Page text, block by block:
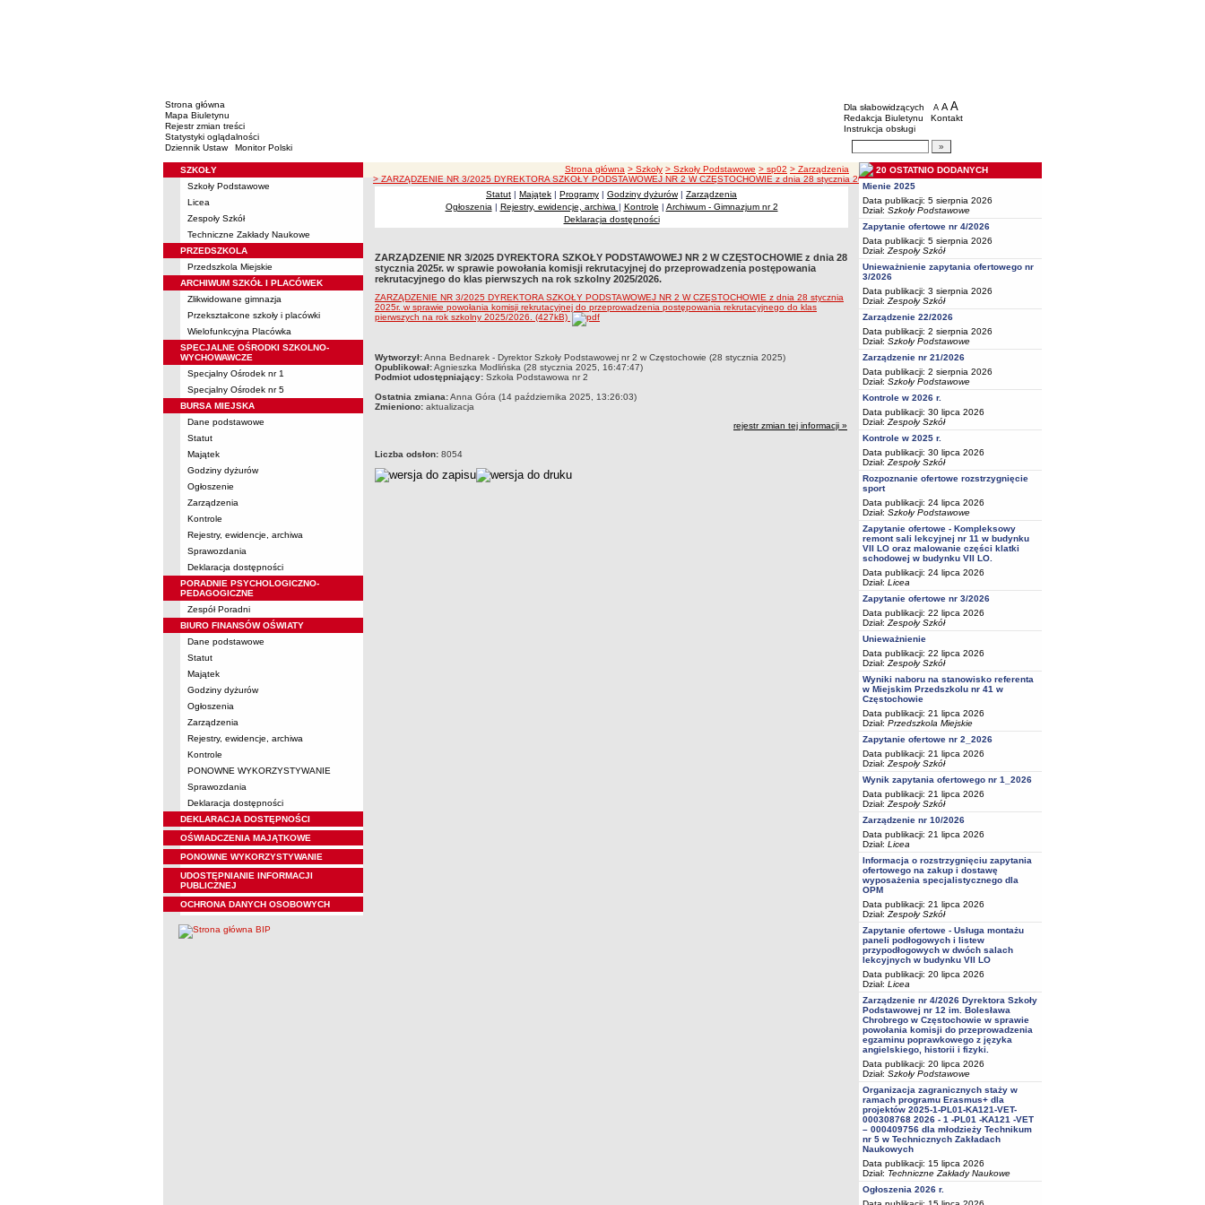
Strona główna
Mapa Biuletynu
Rejestr zmian treści
Statystyki oglądalności
Dziennik Ustaw
Monitor Polski
BIP - Oświata Częstochowa
Menu dodatkowe
Dla słabowidzących A pomniejsz czcionkę
A standardowy rozmiar czcionki
A
Redakcja Biuletynu
Kontakt
Instrukcja obsługi
Wyszukiwarka artykułów
Menu
SZKOŁY
Szkoły Podstawowe
Licea
Zespoły Szkół
Techniczne Zakłady Naukowe
PRZEDSZKOLA
Przedszkola Miejskie
ARCHIWUM SZKÓŁ I PLACÓWEK
Zlikwidowane gimnazja
Przekształcone szkoły i placówki
Wielofunkcyjna Placówka
SPECJALNE OŚRODKI SZKOLNO-
WYCHOWAWCZE
Specjalny Ośrodek nr 1
Specjalny Ośrodek nr 5
BURSA MIEJSKA
Dane podstawowe
Statut
Majątek
Godziny dyżurów
Ogłoszenie
Zarządzenia
Kontrole
Rejestry, ewidencje, archiwa
Sprawozdania
Deklaracja dostępności
PORADNIE PSYCHOLOGICZNO-
PEDAGOGICZNE
Zespół Poradni
BIURO FINANSÓW OŚWIATY
Dane podstawowe
Statut
Majątek
Godziny dyżurów
Ogłoszenia
Zarządzenia
Rejestry, ewidencje, archiwa
Kontrole
PONOWNE WYKORZYSTYWANIE
Sprawozdania
Deklaracja dostępności
DEKLARACJA DOSTĘPNOŚCI
OŚWIADCZENIA MAJĄTKOWE
PONOWNE WYKORZYSTYWANIE
UDOSTĘPNIANIE INFORMACJI
PUBLICZNEJ
OCHRONA DANYCH OSOBOWYCH
ścieżka nawigacji
Strona główna > Szkoły > Szkoły Podstawowe > sp02 > Zarządzenia
> ZARZĄDZENIE NR 3/2025 DYREKTORA SZKOŁY PODSTAWOWEJ NR 2 W CZĘSTOCHOWIE z dnia 28 stycznia 2025r. w sprawie powołania komisji rekrutacyjnej do przeprowadzenia
Statut | Majątek | Programy | Godziny dyżurów| Zarządzenia
Ogłoszenia | Rejestry, ewidencje, archiwa | Kontrole | Archiwum - Gimnazjum nr 2
Deklaracja dostępności
ZARZĄDZENIE NR 3/2025 DYREKTORA SZKOŁY PODSTAWOWEJ NR 2 W CZĘSTOCHOWIE z dnia 28
stycznia 2025r. w sprawie powołania komisji rekrutacyjnej do przeprowadzenia postępowania
rekrutacyjnego do klas pierwszych na rok szkolny 2025/2026.
ZARZĄDZENIE NR 3/2025 DYREKTORA SZKOŁY PODSTAWOWEJ NR 2 W CZĘSTOCHOWIE z dnia 28 stycznia
2025r. w sprawie powołania komisji rekrutacyjnej do przeprowadzenia postępowania rekrutacyjnego do klas
pierwszych na rok szkolny 2025/2026. (427kB)
metryczka
Wytworzył:Anna Bednarek - Dyrektor Szkoły Podstawowej nr 2 w Częstochowie (28 stycznia 2025)
Opublikował:Agnieszka Modlińska (28 stycznia 2025, 16:47:47)
Podmiot udostępniający: Szkoła Podstawowa nr 2
Ostatnia zmiana:Anna Góra (14 października 2025, 13:26:03)
Zmieniono: aktualizacja
rejestr zmian tej informacji »
Liczba odsłon: 8054
20 OSTATNIO DODANYCH
Mienie 2025
Data publikacji: 5 sierpnia 2026
Dział: Szkoły Podstawowe
Zapytanie ofertowe nr 4/2026
Data publikacji: 5 sierpnia 2026
Dział: Zespoły Szkół
Unieważnienie zapytania ofertowego nr
3/2026
Data publikacji: 3 sierpnia 2026
Dział: Zespoły Szkół
Zarządzenie 22/2026
Data publikacji: 2 sierpnia 2026
Dział: Szkoły Podstawowe
Zarządzenie nr 21/2026
Data publikacji: 2 sierpnia 2026
Dział: Szkoły Podstawowe
Kontrole w 2026 r.
Data publikacji: 30 lipca 2026
Dział: Zespoły Szkół
Kontrole w 2025 r.
Data publikacji: 30 lipca 2026
Dział: Zespoły Szkół
Rozpoznanie ofertowe rozstrzygnięcie
sport
Data publikacji: 24 lipca 2026
Dział: Szkoły Podstawowe
Zapytanie ofertowe - Kompleksowy
remont sali lekcyjnej nr 11 w budynku
VII LO oraz malowanie części klatki
schodowej w budynku VII LO.
Data publikacji: 24 lipca 2026
Dział: Licea
Zapytanie ofertowe nr 3/2026
Data publikacji: 22 lipca 2026
Dział: Zespoły Szkół
Unieważnienie
Data publikacji: 22 lipca 2026
Dział: Zespoły Szkół
Wyniki naboru na stanowisko referenta
w Miejskim Przedszkolu nr 41 w
Częstochowie
Data publikacji: 21 lipca 2026
Dział: Przedszkola Miejskie
Zapytanie ofertowe nr 2_2026
Data publikacji: 21 lipca 2026
Dział: Zespoły Szkół
Wynik zapytania ofertowego nr 1_2026
Data publikacji: 21 lipca 2026
Dział: Zespoły Szkół
Zarządzenie nr 10/2026
Data publikacji: 21 lipca 2026
Dział: Licea
Informacja o rozstrzygnięciu zapytania
ofertowego na zakup i dostawę
wyposażenia specjalistycznego dla
OPM
Data publikacji: 21 lipca 2026
Dział: Zespoły Szkół
Zapytanie ofertowe - Usługa montażu
paneli podłogowych i listew
przypodłogowych w dwóch salach
lekcyjnych w budynku VII LO
Data publikacji: 20 lipca 2026
Dział: Licea
Zarządzenie nr 4/2026 Dyrektora Szkoły
Podstawowej nr 12 im. Bolesława
Chrobrego w Częstochowie w sprawie
powołania komisji do przeprowadzenia
egzaminu poprawkowego z języka
angielskiego, historii i fizyki.
Data publikacji: 20 lipca 2026
Dział: Szkoły Podstawowe
Organizacja zagranicznych staży w
ramach programu Erasmus+ dla
projektów 2025-1-PL01-KA121-VET-
000308768 2026 - 1 -PL01 -KA121 -VET
– 000409756 dla młodzieży Technikum
nr 5 w Technicznych Zakładach
Naukowych
Data publikacji: 15 lipca 2026
Dział: Techniczne Zakłady Naukowe
Ogłoszenia 2026 r.